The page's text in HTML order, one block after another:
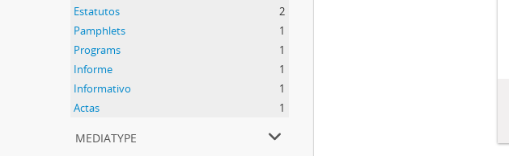
Estatutos
2
Pamphlets
1
Programs
1
Informe
1
Informativo
1
Actas
1
mediatype